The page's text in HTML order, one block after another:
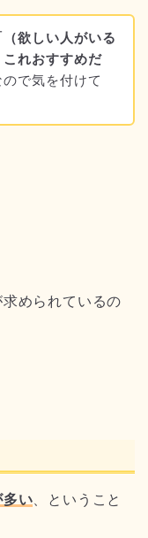
（欲しい人がいる
れおすすめだ
で気を付けて
められているの
多い 、ということ